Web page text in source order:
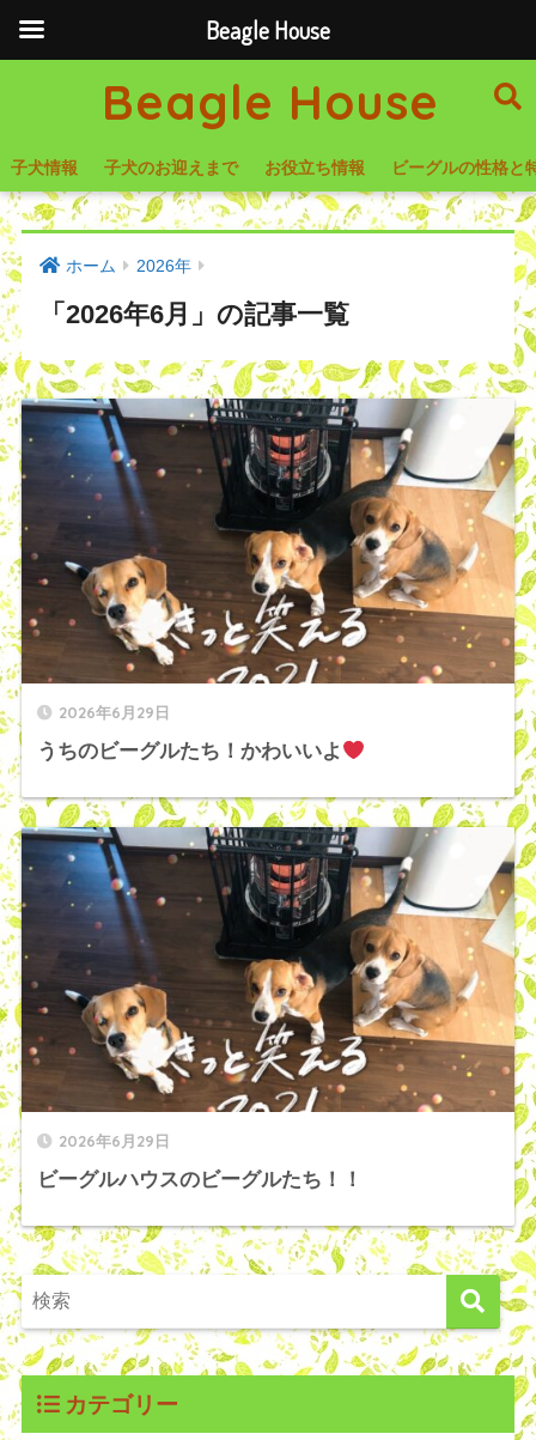
Beagle House
子犬情報 子犬のお迎えまで お役立ち情報 ビーグルの性格と
ホーム 2026年
「2026年6月」の記事一覧
2026年6月29日
うちのビーグルたち！かわいいよ
2026年6月29日
ビーグルハウスのビーグルたち！！
カテゴリー
Beagle House